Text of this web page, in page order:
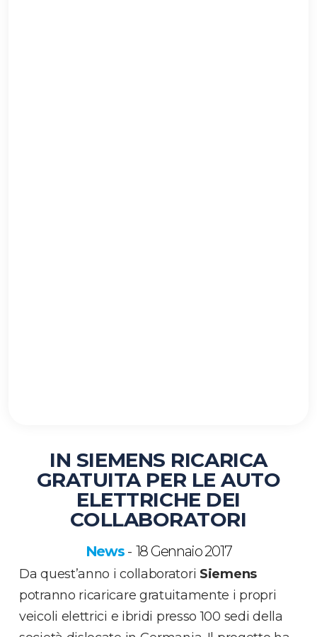
IN SIEMENS RICARICA
GRATUITA PER LE AUTO
ELETTRICHE DEI
COLLABORATORI
News - 18 Gennaio 2017
Da quest’anno i collaboratori Siemens
potranno ricaricare gratuitamente i propri
veicoli elettrici e ibridi presso 100 sedi della